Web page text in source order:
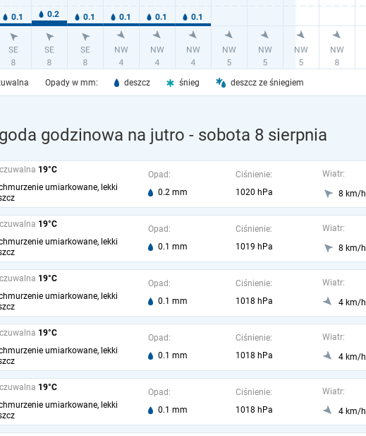
Opady w mm: deszcz śnieg deszcz ze śniegiem
godzinowa na jutro - sobota 8 sierpnia
19°C
umiarkowane, lekki
Opad:
0.2 mm
Ciśnienie:
1020 hPa
Wiatr:
8 km/h
19°C
umiarkowane, lekki
Opad:
0.1 mm
Ciśnienie:
1019 hPa
Wiatr:
8 km/h
19°C
umiarkowane, lekki
Opad:
0.1 mm
Ciśnienie:
1018 hPa
Wiatr:
4 km/h
19°C
umiarkowane, lekki
Opad:
0.1 mm
Ciśnienie:
1018 hPa
Wiatr:
4 km/h
19°C
umiarkowane, lekki
Opad:
0.1 mm
Ciśnienie:
1018 hPa
Wiatr:
4 km/h